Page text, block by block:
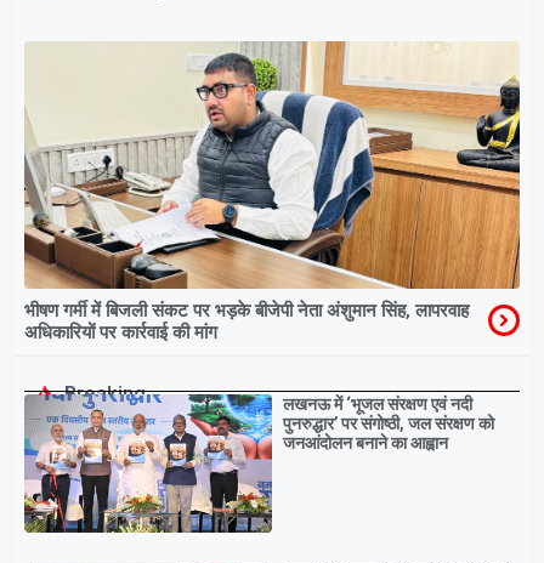
भीषण गर्मी में बिजली संकट पर भड़के बीजेपी नेता अंशुमान सिंह, लापरवाह
अधिकारियों पर कार्रवाई की मांग
Breaking
लखनऊ में ‘भूजल संरक्षण एवं नदी
पुनरुद्धार’ पर संगोष्ठी, जल संरक्षण को
जनआंदोलन बनाने का आह्वान